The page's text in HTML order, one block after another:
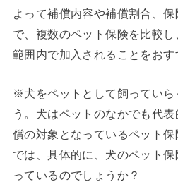
よって補償内容や補償割合、
で、複数のペット保険を比較
範囲内で加入されることをおす
※犬をペットとして飼っていら
う。犬はペットのなかでも代
償の対象となっているペット
では、具体的に、犬のペット
っているのでしょうか？